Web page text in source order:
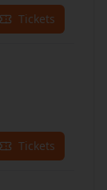
Tickets
Tickets